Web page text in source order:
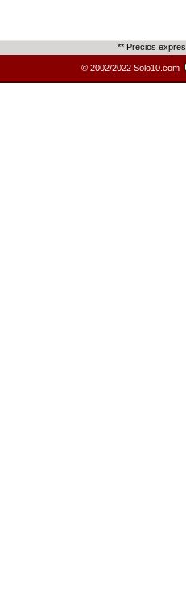
** Precios
© 2002/2022 Solo10.com